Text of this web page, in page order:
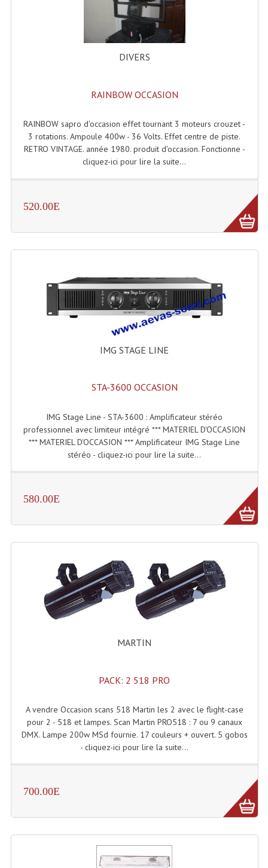
Angles Structure SC150
Angles Structure SD250
Angles Structure TRIO290
Cercle Monotube
Cercle Struct Carrée 290
Crochets Et Accessoires
Grill Auto-Porté
Monotubes Et Angles 50mm
Pendrillon Et Ossature
Ponts - Portiques
Structure Echelle 290 Asd
Structure Et Angles Quatro Deco
Flight-Case (s) Et Accessoires
Flight Case Plasma Et Écran LCD
Flight Malettes Consoles T. Mixages
Flight-Case Pour Contrôleur DJ
Flight-Case Pour La Lumière
Rack 19" Standard Betonex
DIVERS
RAINBOW OCCASION
RAINBOW sapro d'occasion effet tournant 3 moteurs crouzet -
3 rotations. Ampoule 400w - 36 Volts. Effet centre de piste.
RETRO VINTAGE. année 1980. produit d'occasion. Fonctionne -
cliquez-ici pour lire la suite...
520.00E
IMG STAGE LINE
STA-3600 OCCASION
IMG Stage Line - STA-3600 : Amplificateur stéréo
professionnel avec limiteur intégré *** MATERIEL D'OCCASION
*** MATERIEL D'OCCASION *** Amplificateur IMG Stage Line
stéréo - cliquez-ici pour lire la suite...
580.00E
MARTIN
PACK: 2 518 PRO
A vendre Occasion scans 518 Martin les 2 avec le flight-case
pour 2 - 518 et lampes. Scan Martin PRO518 : 7 ou 9 canaux
DMX. Lampe 200w MSd fournie. 17 couleurs + ouvert. 5 gobos
- cliquez-ici pour lire la suite...
700.00E